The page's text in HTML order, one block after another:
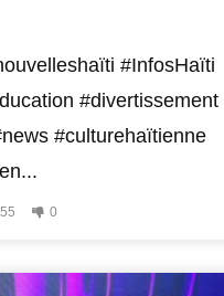
#InfosHaïti
#divertissement
#culturehaïtienne
55 0